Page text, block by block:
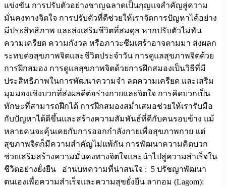
แข่งขัน การปรับตัวอย่างชาญฉลาดเป็นกุญแจสำคัญสู่ความ
มั่นคงทางจิตใจ การปรับตัวที่ดีช่วยให้เราจัดการปัญหาได้อย่าง
มีประสิทธิภาพ และส่งเสริมชีวิตที่สมดุล หากปรับตัวไม่ทัน
ความเครียด ความกังวล หรือภาวะซึมเศร้าอาจตามมา ส่งผลก
ระทบต่อสุขภาพจิตและชีวิตประจำวัน การดูแลสุขภาพจิตด้วย
การฝึกสมอง การดูแลสุขภาพจิตด้วยการฝึกสมองเป็นวิธีที่มี
ประสิทธิภาพในการพัฒนาความจำ ลดความเครียด และเสริม
มุมมองเชิงบวกที่ส่งผลดีต่อร่างกายและจิตใจ การคิดบวกเป็น
ทักษะที่สามารถฝึกได้ การฝึกสมองสม่ำเสมอช่วยให้เรารับมือ
กับปัญหาได้ดีขึ้นและสร้างความสัมพันธ์ที่ดีกับคนรอบข้าง แม้
หลายคนจะคุ้นเคยกับการออกกำลังกายเพื่อสุขภาพกาย แต่
สุขภาพจิตก็มีความสำคัญไม่แพ้กัน การพัฒนาความคิดบวก
ช่วยเสริมสร้างความมั่นคงทางจิตใจและนำไปสู่ความสำเร็จใน
ชีวิตอย่างยั่งยืน อ่านบทความที่น่าสนใจ : 5 ปรัชญาพัฒนา
ตนเองเพื่อความสำเร็จและความสุขยั่งยืน ลากอม (Lagom):